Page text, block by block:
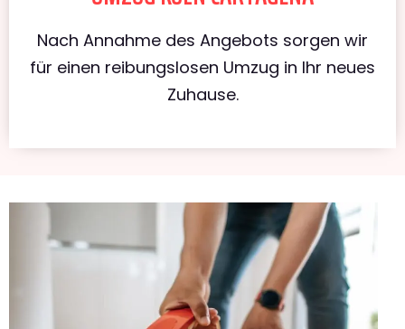
Nach Annahme des Angebots sorgen wir
für einen reibungslosen Umzug in Ihr neues
Zuhause.